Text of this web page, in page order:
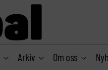
Arkiv Om oss